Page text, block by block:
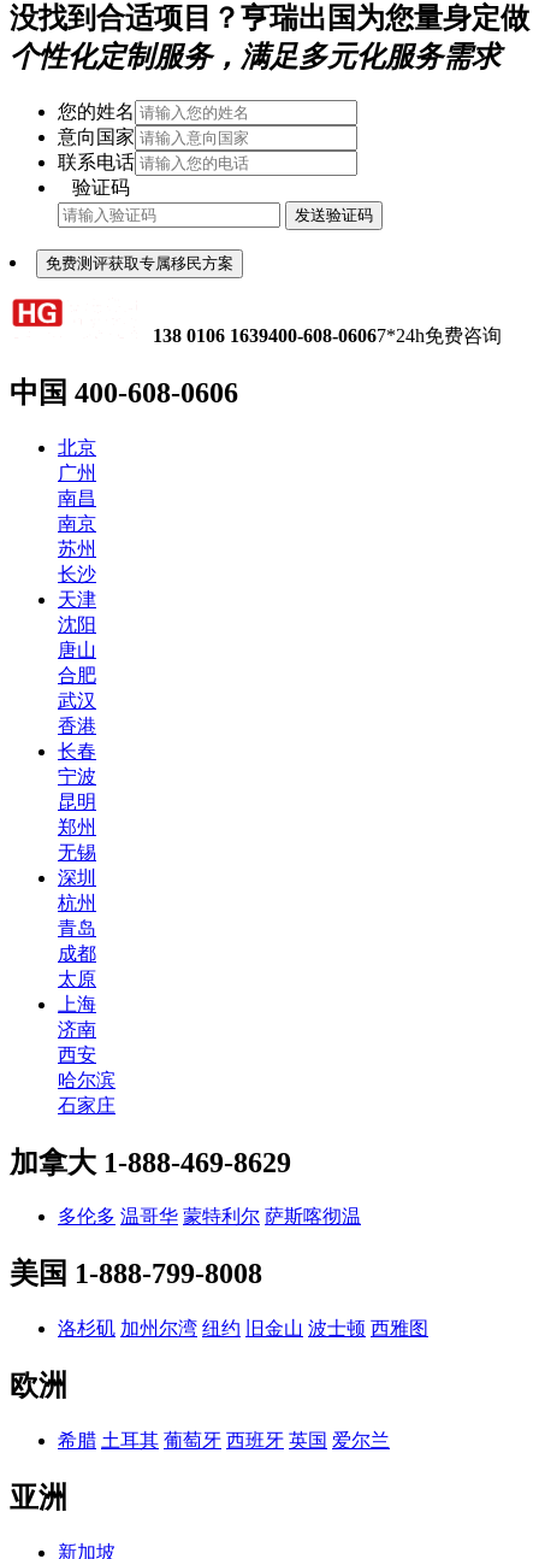
没找到合适项目？亨瑞出国为您量身定做
个性化定制服务，满足多元化服务需求
您的姓名
意向国家
联系电话
验证码
发送验证码
免费测评获取专属移民方案
138 0106 1639400-608-06067*24h免费咨询
中国 400-608-0606
北京
广州
南昌
南京
苏州
长沙
天津
沈阳
唐山
合肥
武汉
香港
长春
宁波
昆明
郑州
无锡
深圳
杭州
青岛
成都
太原
上海
济南
西安
哈尔滨
石家庄
加拿大 1-888-469-8629
多伦多 温哥华 蒙特利尔 萨斯喀彻温
美国 1-888-799-8008
洛杉矶 加州尔湾 纽约 旧金山 波士顿 西雅图
欧洲
希腊 土耳其 葡萄牙 西班牙 英国 爱尔兰
亚洲
新加坡